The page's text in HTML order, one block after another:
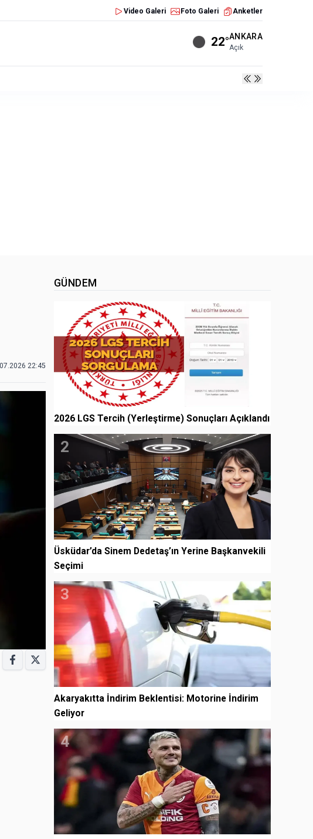
Video Galeri Foto Galeri Anketler
22°ANKARA
Açık
22:45
GÜNDEM
2026 LGS Tercih (Yerleştirme) Sonuçları Açıklandı
2
Üsküdar’da Sinem Dedetaş’ın Yerine Başkanvekili
Seçimi
3
Akaryakıtta İndirim Beklentisi: Motorine İndirim
Geliyor
4